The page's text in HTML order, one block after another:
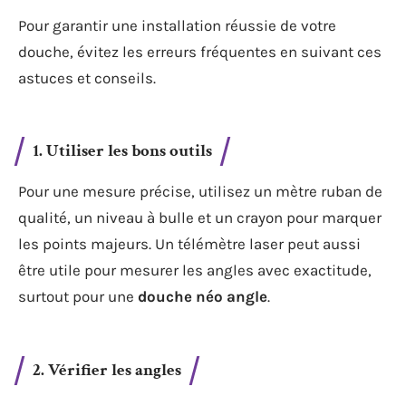
Pour garantir une installation réussie de votre
douche, évitez les erreurs fréquentes en suivant ces
astuces et conseils.
1. Utiliser les bons outils
Pour une mesure précise, utilisez un mètre ruban de
qualité, un niveau à bulle et un crayon pour marquer
les points majeurs. Un télémètre laser peut aussi
être utile pour mesurer les angles avec exactitude,
surtout pour une douche néo angle.
2. Vérifier les angles